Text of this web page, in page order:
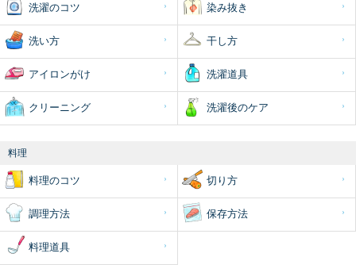
洗濯のコツ 染み抜き
洗い方 干し方
アイロンがけ 洗濯道具
クリーニング 洗濯後のケア
料理
料理のコツ 切り方
調理方法 保存方法
料理道具